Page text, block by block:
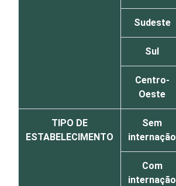
Sudeste
Sul
Centro-
Oeste
TIPO DE
ESTABELECIMENTO
Sem
internação
Com
internação